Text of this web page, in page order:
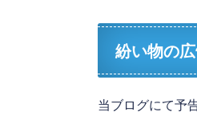
紛い物の
当ブログにて予